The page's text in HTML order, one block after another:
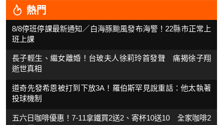
熱門
8/8停班停課最新通知／白海豚颱風發布海警！22縣市正常上
班上課
長子輕生、繼女離婚！台玻夫人徐莉玲首發聲 痛揭徐子翔
逝世真相
道奇先發希恩被打到下放3A！羅伯斯罕見說重話：他太執著
投球機制
五六日咖啡優惠！7-11拿鐵買2送2、寄杯10送10 全家咖啡2